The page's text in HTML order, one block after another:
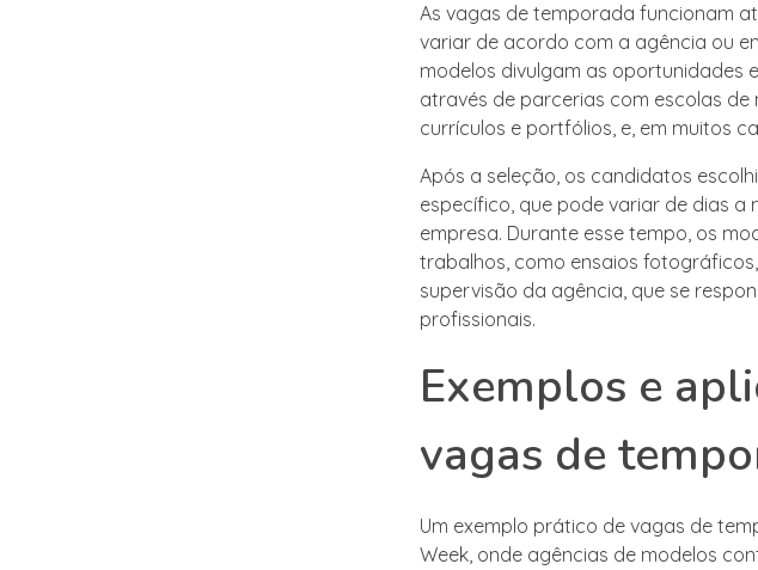
As vagas de temporada funcionam
variar de acordo com a agência ou
modelos divulgam as oportunidades
através de parcerias com escolas de
currículos e portfólios, e, em muitos
Após a seleção, os candidatos
específico, que pode variar de dias a
empresa. Durante esse tempo, os
trabalhos, como ensaios
supervisão da agência, que se
profissionais.
Exemplos e
vagas de
Um exemplo prático de vagas de
Week, onde agências de modelos